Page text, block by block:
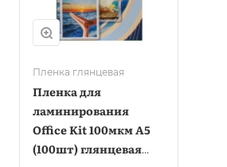
Пленка глянцевая
Пленка для
ламинирования
Office Kit 100мкм A5
(100шт) глянцевая